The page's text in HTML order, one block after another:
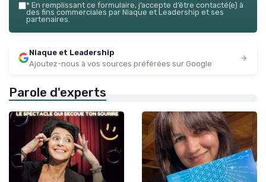
* En remplissant ce formulaire, j’accepte d’être contacté(e) à
des fins commerciales par Niaque et Leadership et ses
partenaires.
Niaque et Leadership
Ajoutez-nous à vos sources préférées sur Google
Parole d'experts